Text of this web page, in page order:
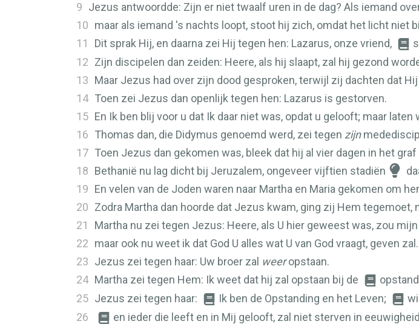
9 Jezus antwoordde: Zijn er niet twaalf uren in de dag? Als iemand
10 maar als iemand 's nachts loopt, stoot hij zich, omdat het licht niet
11
Dit sprak Hij, en daarna zei Hij tegen hen: Lazarus, onze vriend,
12 Zijn discipelen dan zeiden: Heere, als hij slaapt, zal hij gezond
13 Maar Jezus had over zijn dood gesproken, terwijl zij dachten dat
14 Toen zei Jezus dan openlijk tegen hen: Lazarus is gestorven.
15 En Ik ben blij voor u dat Ik daar niet was, opdat u gelooft; maar laten
16 Thomas dan, die Didymus genoemd werd, zei tegen zijn
17 Toen Jezus dan gekomen was, bleek dat hij al vier dagen in het graf
18 Bethanië nu lag dicht bij Jeruzalem, ongeveer vijftien stadiën
19 En velen van de Joden waren naar Martha en Maria gekomen om
20 Zodra Martha dan hoorde dat Jezus kwam, ging zij Hem tegemoet,
21
Martha nu zei tegen Jezus: Heere, als U hier geweest was, zou
22 maar ook nu weet ik dat God U alles wat U van God vraagt, geven zal.
23 Jezus zei tegen haar: Uw broer zal weeropstaan.
24 Martha zei tegen Hem: Ik weet dat hij zal opstaan bij de
25 Jezus zei tegen haar: Ik ben de Opstanding en het Leven;
26
en ieder die leeft en in Mij gelooft, zal niet sterven in